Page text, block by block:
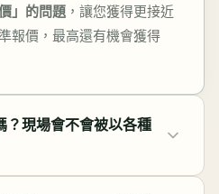
」的問題 ，讓您獲得更接近
報價，最高還有機會獲得
？現場會不會被以各種